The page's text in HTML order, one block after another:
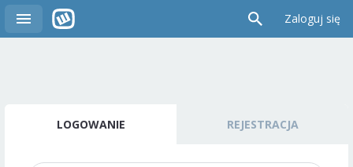
Zaloguj się
LOGOWANIE REJESTRACJA